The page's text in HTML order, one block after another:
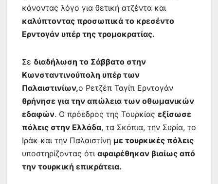
κάνοντας λόγο για θετική ατζέντα και
καλύπτοντας προσωπικά το κρεσέντο
Ερντογάν υπέρ της τρομοκρατίας.
Σε διαδήλωση το Σάββατο στην
Κωνσταντινούπολη υπέρ των
Παλαιστινίων,ο Ρετζέπ Ταγίπ Ερντογάν
θρήνησε για την απώλεια των οθωμανικών
εδαφών. Ο πρόεδρος της Τουρκίας εξίσωσε
πόλεις στην Ελλάδα, τα Σκόπια, την Συρία, το
Ιράκ και την Παλαιστίνη με τουρκικές πόλεις
υποστηρίζοντας ότι αφαιρέθηκαν βιαίως από
την τουρκική επικράτεια.